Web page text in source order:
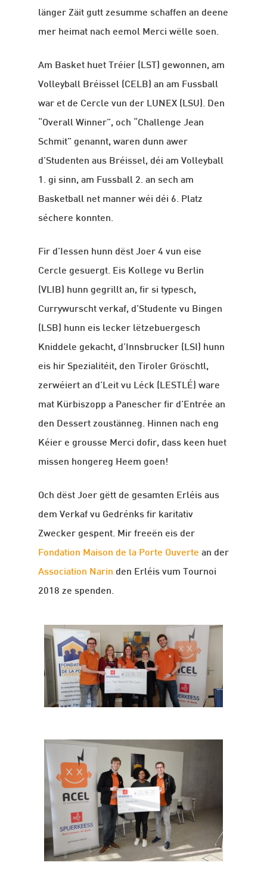
länger Zäit gutt zesumme schaffen an deene
mer heimat nach eemol Merci wëlle soen.
Am Basket huet Tréier (LST) gewonnen, am
Volleyball Bréissel (CELB) an am Fussball
war et de Cercle vun der LUNEX (LSU). Den
“Overall Winner”, och “Challenge Jean
Schmit” genannt, waren dunn awer
d’Studenten aus Bréissel, déi am Volleyball
1. gi sinn, am Fussball 2. an sech am
Basketball net manner wéi déi 6. Platz
séchere konnten.
Fir d’Iessen hunn dëst Joer 4 vun eise
Cercle gesuergt. Eis Kollege vu Berlin
(VLIB) hunn gegrillt an, fir si typesch,
Currywurscht verkaf, d’Studente vu Bingen
(LSB) hunn eis lecker lëtzebuergesch
Kniddele gekacht, d’Innsbrucker (LSI) hunn
eis hir Spezialitéit, den Tiroler Gröschtl,
zerwéiert an d’Leit vu Léck (LESTLÉ) ware
mat Kürbiszopp a Panescher fir d’Entrée an
den Dessert zoustänneg. Hinnen nach eng
Kéier e grousse Merci dofir, dass keen huet
missen hongereg Heem goen!
Och dëst Joer gëtt de gesamten Erléis aus
dem Verkaf vu Gedrénks fir karitativ
Zwecker gespent. Mir freeën eis der
Fondation Maison de la Porte Ouverte an der
Association Narin den Erléis vum Tournoi
2018 ze spenden.